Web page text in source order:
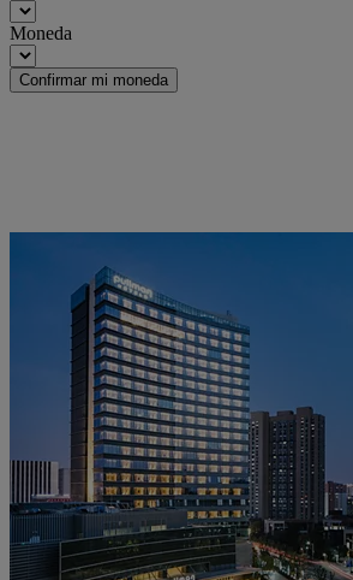
Moneda
Confirmar mi moneda